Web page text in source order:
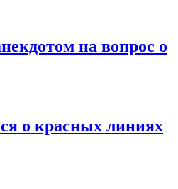
на вопрос о
о красных линиях